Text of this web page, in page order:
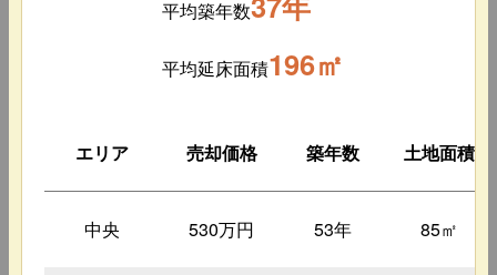
平均築年数
平均延床面積196㎡
エリア 売却価格 築年数 土地面積
中央 530万円 53年 85㎡